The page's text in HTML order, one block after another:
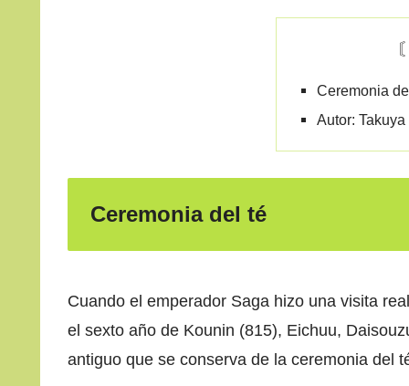
Ceremonia
Autor:
Ceremonia del té
Cuando el emperador Saga hizo una visita
el sexto año de Kounin (815), Eichuu,
antiguo que se conserva de la ceremonia del